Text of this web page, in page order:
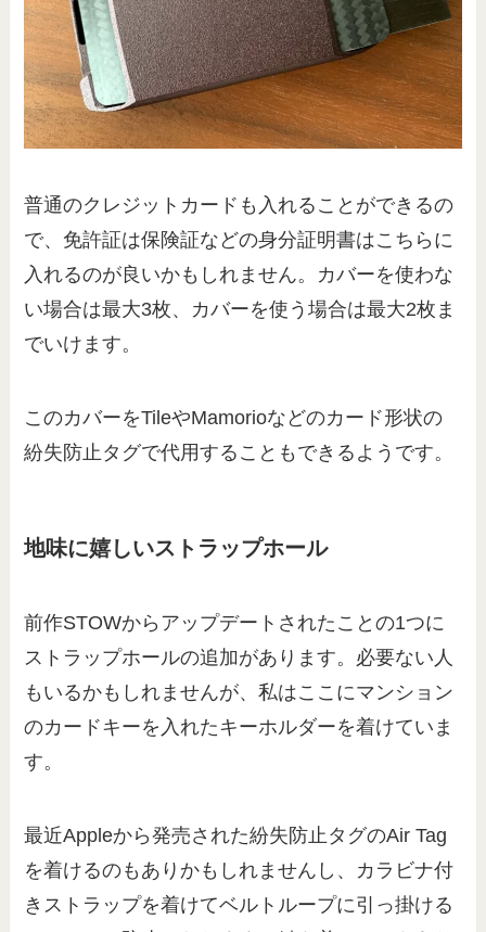
普通のクレジットカードも入れることができるの
で、免許証は保険証などの身分証明書はこちらに
入れるのが良いかもしれません。カバーを使わな
い場合は最大3枚、カバーを使う場合は最大2枚ま
でいけます。
このカバーをTileやMamorioなどのカード形状の
紛失防止タグで代用することもできるようです。
地味に嬉しいストラップホール
前作STOWからアップデートされたことの1つに
ストラップホールの追加があります。必要ない人
もいるかもしれませんが、私はここにマンション
のカードキーを入れたキーホルダーを着けていま
す。
最近Appleから発売された紛失防止タグのAir Tag
を着けるのもありかもしれませんし、カラビナ付
きストラップを着けてベルトループに引っ掛ける